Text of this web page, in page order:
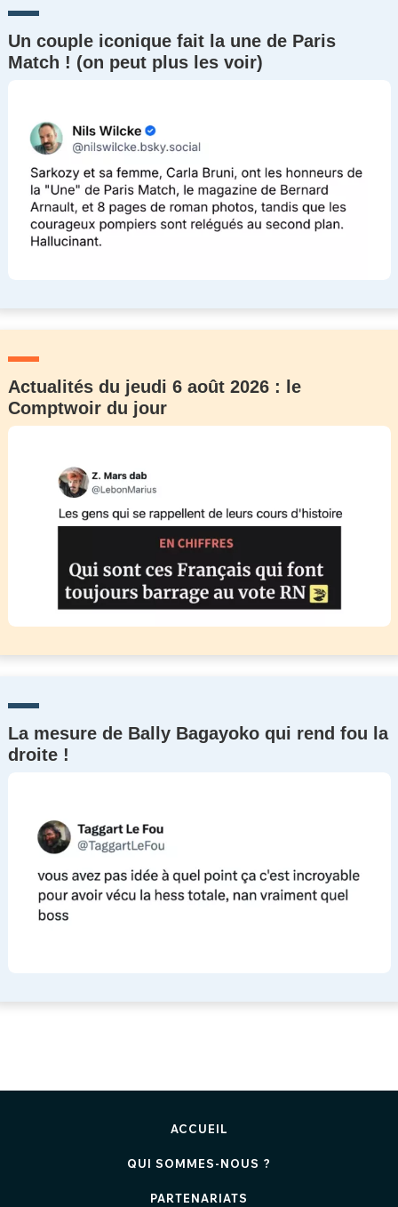
Un couple iconique fait la une de Paris
Match ! (on peut plus les voir)
Actualités du jeudi 6 août 2026 : le
Comptwoir du jour
La mesure de Bally Bagayoko qui rend fou la
droite !
ACCUEIL
QUI SOMMES-NOUS ?
PARTENARIATS